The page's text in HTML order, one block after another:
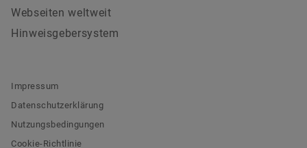
Webseiten weltweit
Hinweisgebersystem
Impressum
Datenschutzerklärung
Nutzungsbedingungen
Cookie-Richtlinie